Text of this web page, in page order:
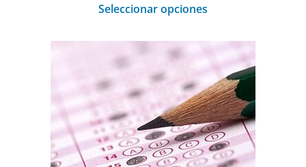
Seleccionar opciones